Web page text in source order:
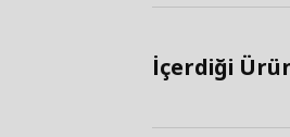
İçerdiği